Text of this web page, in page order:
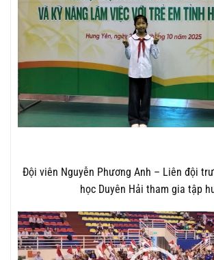
Đội viên Nguyễn Phương Anh – Liên đội
học Duyên Hải tham gia tập
Trình
chơi
Video